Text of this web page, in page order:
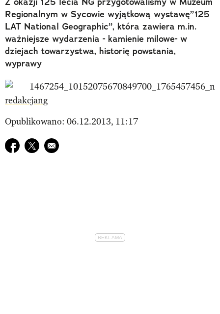
Regionalnym w Sycowie wyjątkową wystawę”125
LAT National Geographic”, która zawiera m.in.
ważniejsze wydarzenia - kamienie milowe- w
dziejach towarzystwa, historię powstania,
wyprawy
redakcjang
Opublikowano: 06.12.2013, 11:17
Udostępnij na facebook
Udostępnij na twitter
E-mail do przyjaciela